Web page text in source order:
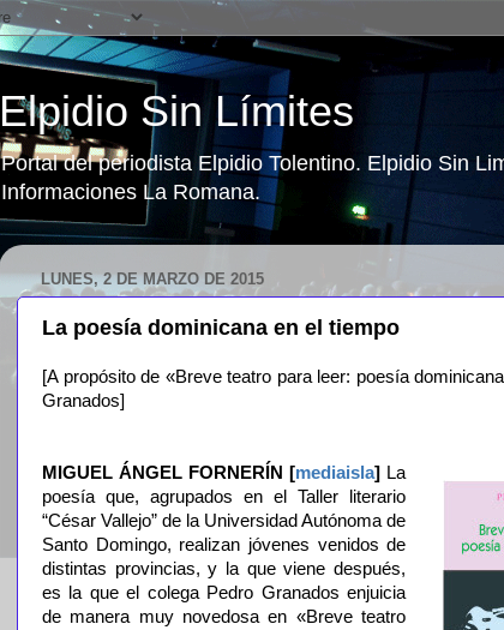
Elpidio Sin Límites
Portal del periodista Elpidio Tolentino. Elpidio Sin
Informaciones La Romana.
LUNES, 2 DE MARZO DE 2015
La poesía dominicana en el tiempo
[A propósito de «Breve teatro para leer: poesía
Granados]
MIGUEL ÁNGEL FORNERÍN [mediaisla]
La
poesía que, agrupados en el Taller literario
“César Vallejo” de la Universidad Autónoma de
Santo Domingo, realizan jóvenes venidos de
distintas provincias, y la que viene después,
es la que el colega Pedro Granados enjuicia
de manera muy novedosa en «Breve teatro